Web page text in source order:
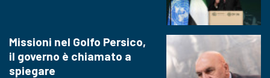
Missioni nel Golfo Persico,
il governo è chiamato a
spiegare